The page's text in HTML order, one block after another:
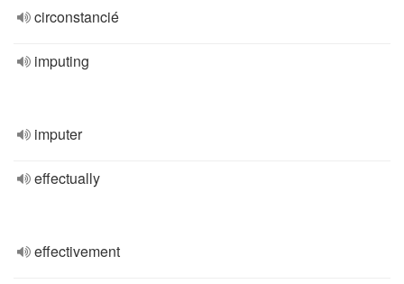
circonstancié
imputing
imputer
effectually
effectivement